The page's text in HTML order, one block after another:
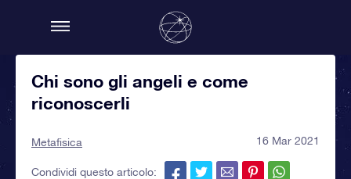
Chi sono gli angeli e come
riconoscerli
Metafisica 16 Mar 2021
Condividi questo articolo: